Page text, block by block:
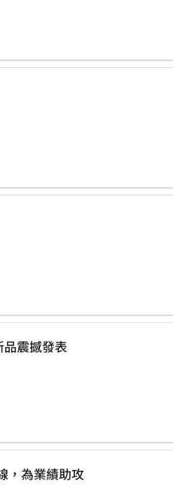
元素 全新賽道新品震撼發表
的產品線，為業績助攻